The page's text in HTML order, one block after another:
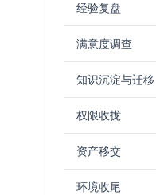
经验复盘
满意度调查
知识沉淀与迁移
权限收拢
资产移交
环境收尾